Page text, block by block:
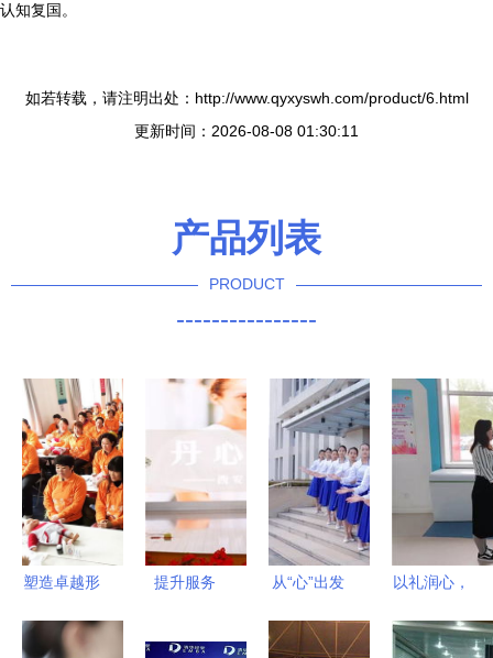
认知复国。
如若转载，请注明出处：http://www.qyxyswh.com/product/6.html
更新时间：2026-08-08 01:30:11
产品列表
PRODUCT
----------------
塑造卓越形
军企业文化
提升服务
医护服务质
从“心”出发
灵魂在于真
以礼润心，
政务接待的